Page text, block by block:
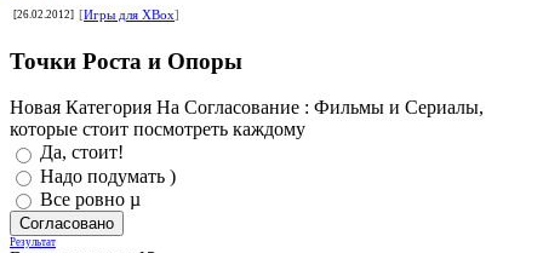
[26.02.2012] [Игры для XBox]
Точки Роста и Опоры
Новая Категория На Согласование : Фильмы и Сериалы,
которые стоит посмотреть каждому
Да, стоит!
Надо подумать )
Все ровно µ
Результат